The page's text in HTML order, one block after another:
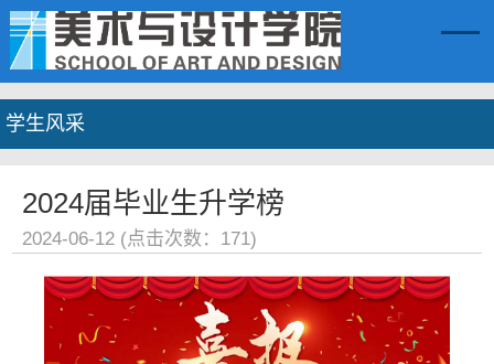
学生风采
2024届毕业生升学榜
2024-06-12 (点击次数： 171)